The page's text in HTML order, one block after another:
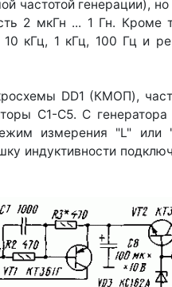
частотой генерации),
2 мкГн ... 1 Гн. Кроме
кГц, 1 кГц, 100 Гц и
DD1 (КМОП),
С1-С5. С генератора
измерения "L"
индуктивности